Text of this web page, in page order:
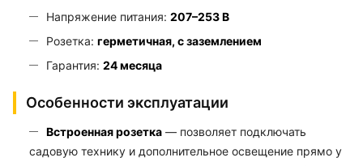
Напряжение питания: 207–253 В
Розетка: герметичная, с заземлением
Гарантия: 24 месяца
Особенности эксплуатации
Встроенная розетка — позволяет подключать
садовую технику и дополнительное освещение прямо у